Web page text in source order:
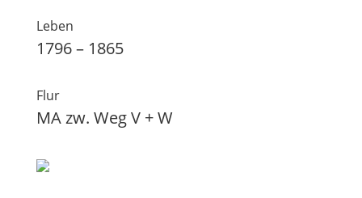
Leben
1796 – 1865
Flur
MA zw. Weg V + W